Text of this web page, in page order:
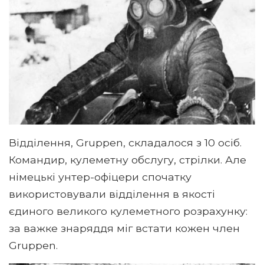
Відділення, Gruppen, складалося з 10 осіб.
Командир, кулеметну обслугу, стрілки. Але
німецькі унтер-офіцери спочатку
використовували відділення в якості
єдиного великого кулеметного розрахунку:
за важке знаряддя міг встати кожен член
Gruppen.